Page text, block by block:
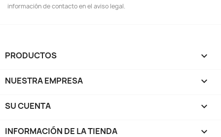
información de contacto en el aviso legal.
PRODUCTOS 
NUESTRA EMPRESA 
SU CUENTA 
INFORMACIÓN DE LA TIENDA keyboard_arrow_down